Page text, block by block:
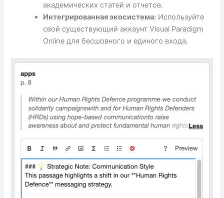
академических статей и отчетов.
Интегрированная экосистема: Используйте
свой существующий аккаунт Visual Paradigm
Online для бесшовного и единого входа.